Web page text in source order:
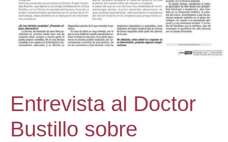
Entrevista al Doctor
Bustillo sobre